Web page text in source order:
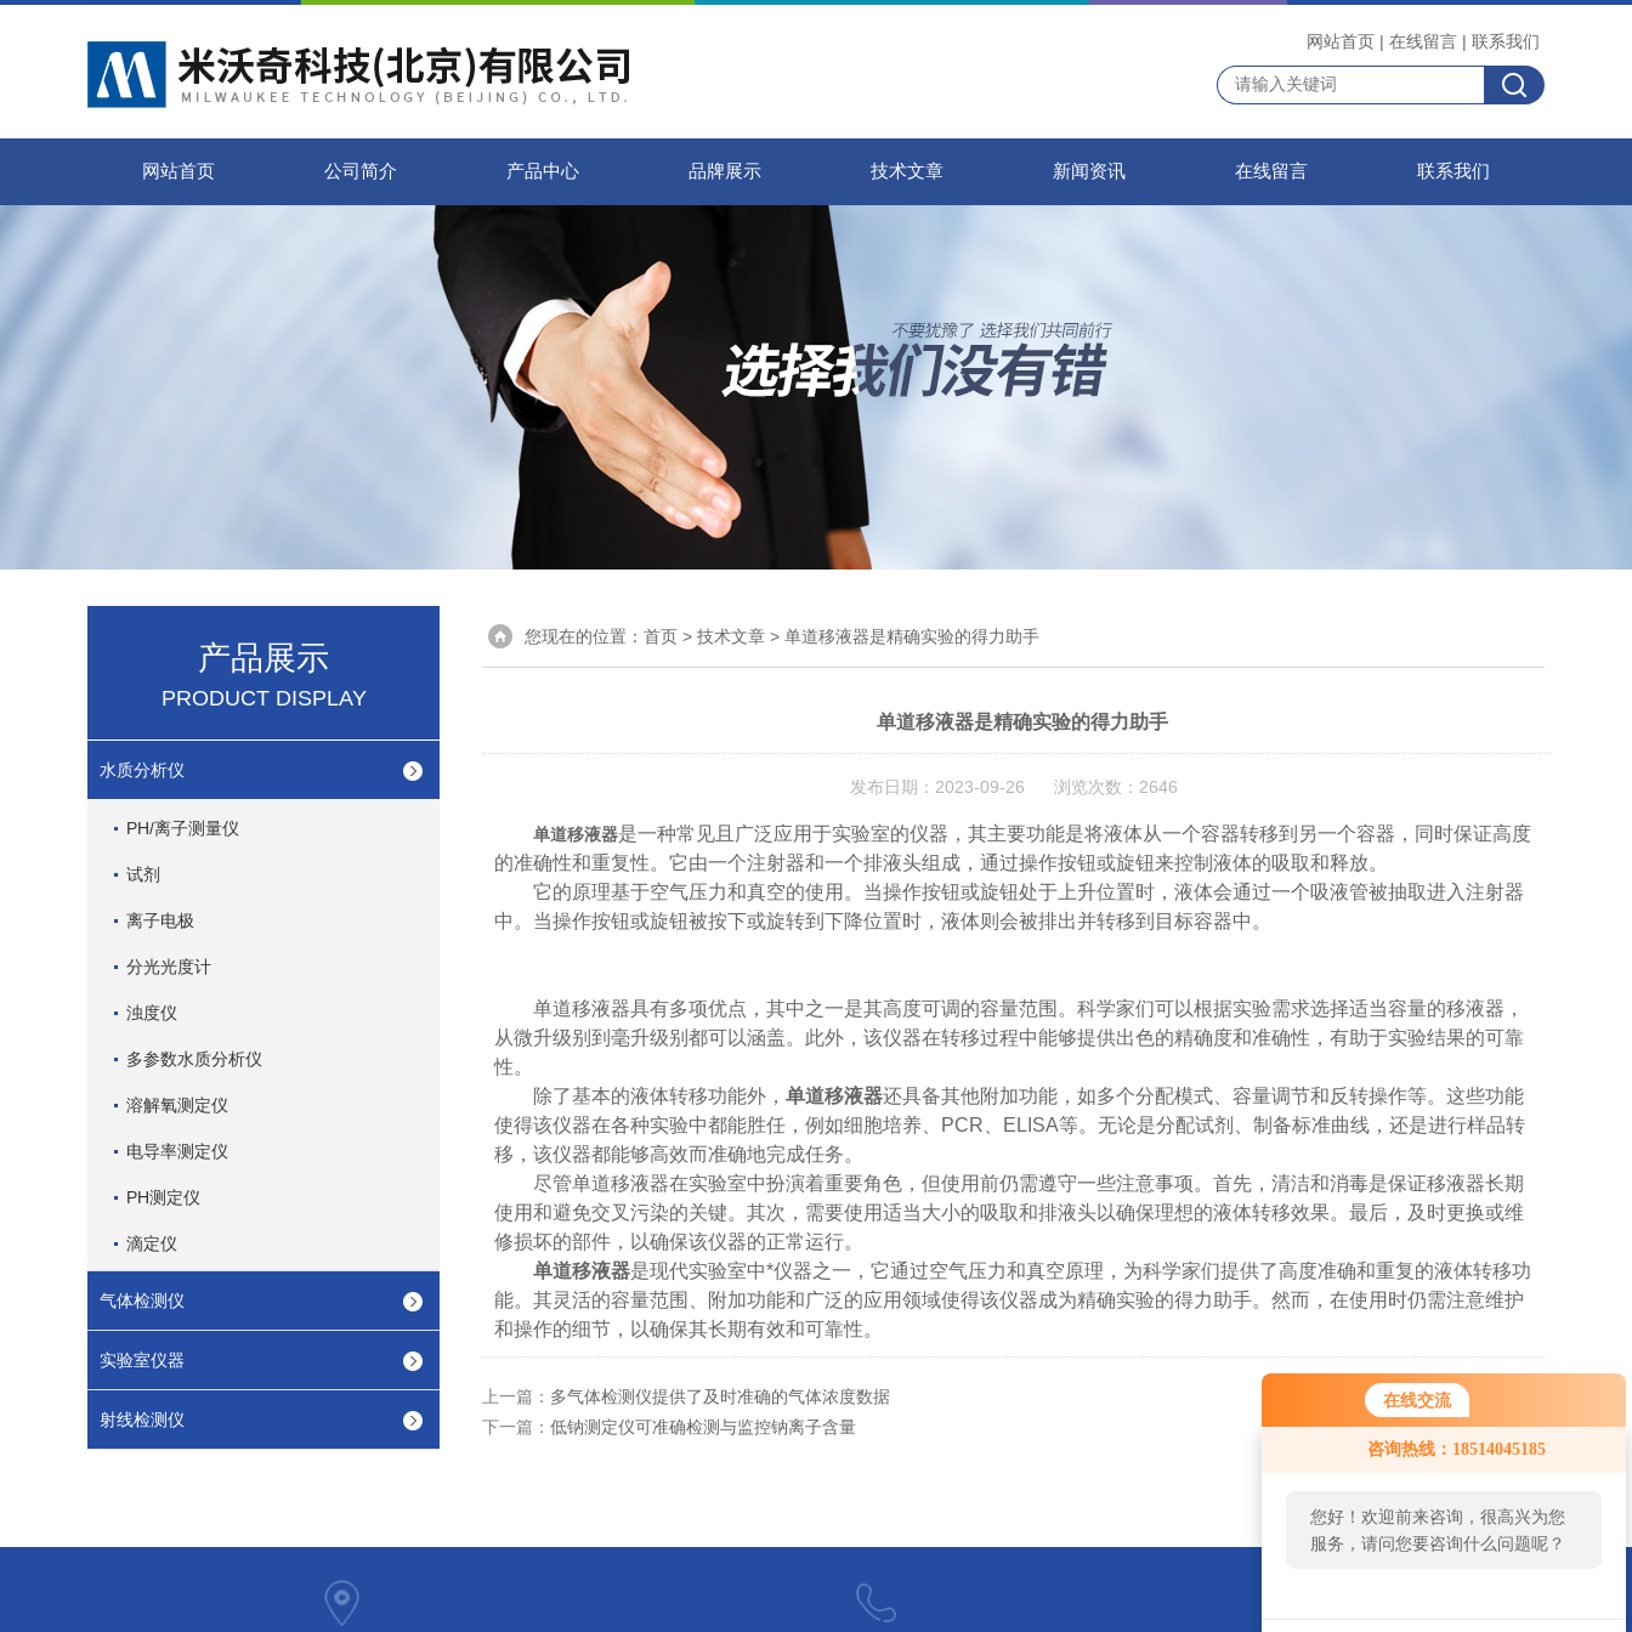
在线交流
咨询热线：18514045185
您好！欢迎前来咨询，很高兴为您
服务，请问您要咨询什么问题呢？
网站首页 | 在线留言 | 联系我们
网站首页 公司简介 产品中心 品牌展示 技术文章 新闻资讯 在线留言 联系我们
产品展示
PRODUCT DISPLAY
水质分析仪
PH/离子测量仪
试剂
离子电极
分光光度计
浊度仪
多参数水质分析仪
溶解氧测定仪
电导率测定仪
PH测定仪
滴定仪
气体检测仪
实验室仪器
射线检测仪
您现在的位置： 首页 > 技术文章 > 单道移液器是精确实验的得力助手
单道移液器是精确实验的得力助手
发布日期：2023-09-26 浏览次数：2646
单道移液器是一种常见且广泛应用于实验室的仪器，其主要功能是将液体从一个容器转移到另一个容器，同时保证高度
的准确性和重复性。它由一个注射器和一个排液头组成，通过操作按钮或旋钮来控制液体的吸取和释放。
它的原理基于空气压力和真空的使用。当操作按钮或旋钮处于上升位置时，液体会通过一个吸液管被抽取进入注射器
中。当操作按钮或旋钮被按下或旋转到下降位置时，液体则会被排出并转移到目标容器中。
单道移液器具有多项优点，其中之一是其高度可调的容量范围。科学家们可以根据实验需求选择适当容量的移液器，
从微升级别到毫升级别都可以涵盖。此外，该仪器在转移过程中能够提供出色的精确度和准确性，有助于实验结果的可靠
性。
除了基本的液体转移功能外， 单道移液器还具备其他附加功能，如多个分配模式、容量调节和反转操作等。这些功能
使得该仪器在各种实验中都能胜任，例如细胞培养、PCR、ELISA等。无论是分配试剂、制备标准曲线，还是进行样品转
移，该仪器都能够高效而准确地完成任务。
尽管单道移液器在实验室中扮演着重要角色，但使用前仍需遵守一些注意事项。首先，清洁和消毒是保证移液器长期
使用和避免交叉污染的关键。其次，需要使用适当大小的吸取和排液头以确保理想的液体转移效果。最后，及时更换或维
修损坏的部件，以确保该仪器的正常运行。
单道移液器是现代实验室中*仪器之一，它通过空气压力和真空原理，为科学家们提供了高度准确和重复的液体转移功
能。其灵活的容量范围、附加功能和广泛的应用领域使得该仪器成为精确实验的得力助手。然而，在使用时仍需注意维护
和操作的细节，以确保其长期有效和可靠性。
上一篇： 多气体检测仪提供了及时准确的气体浓度数据
下一篇： 低钠测定仪可准确检测与监控钠离子含量